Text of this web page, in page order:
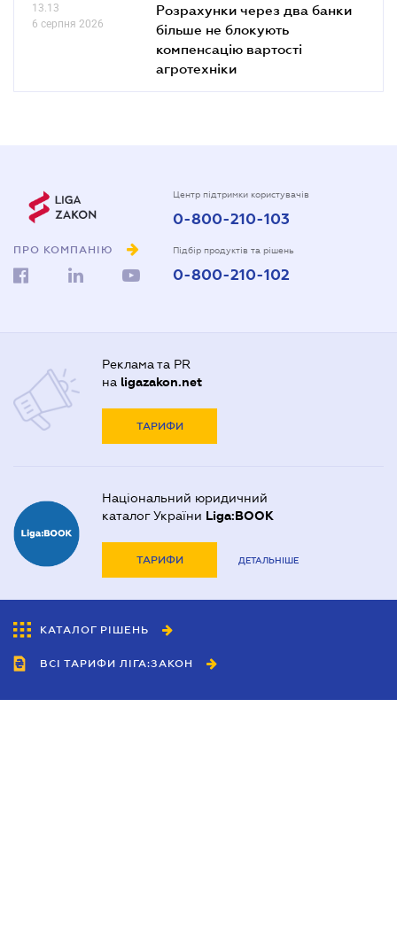
13.13
6 серпня 2026
Розрахунки через два банки
більше не блокують
компенсацію вартості
агротехніки
ПРО КОМПАНІЮ
Центр підтримки користувачів
0-800-210-103
Підбір продуктів та рішень
0-800-210-102
Реклама та PR
на ligazakon.net
ТАРИФИ
Національний юридичний
каталог України Liga:BOOK
ТАРИФИ ДЕТАЛЬНІШЕ
КАТАЛОГ РІШЕНЬ
ВСІ ТАРИФИ ЛІГА:ЗАКОН